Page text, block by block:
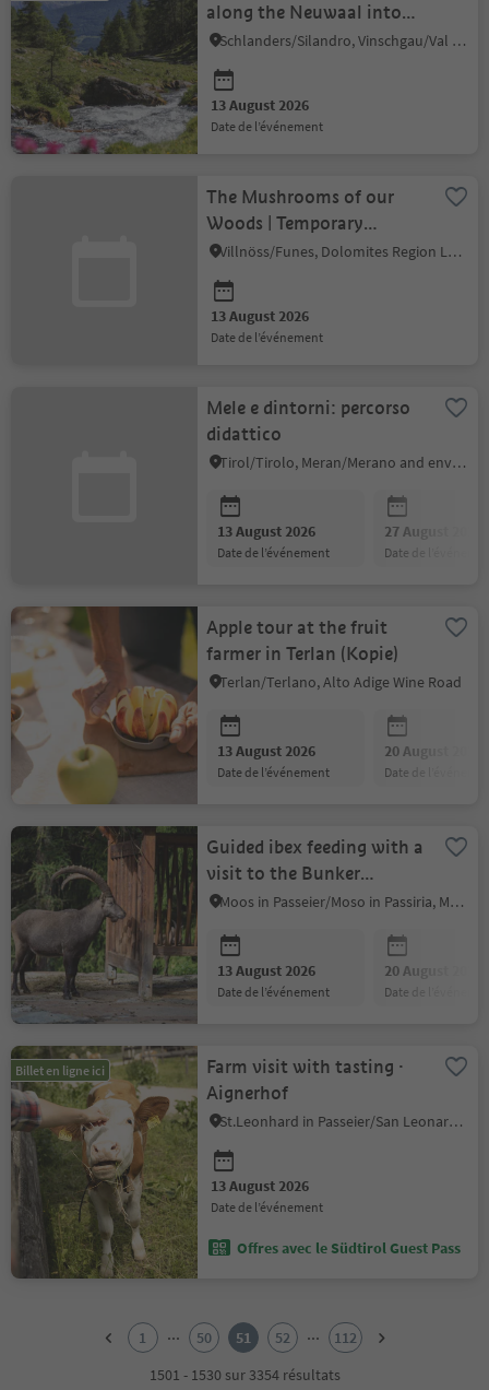
along the Neuwaal into
the Schlandraun Valley
Schlanders/Silandro, Vinschgau/Val Venosta
13 August 2026
date de l’événement
The Mushrooms of our
Woods | Temporary
exhibition
Villnöss/Funes, Dolomites Region Lüsen Villnöss
13 August 2026
date de l’événement
Mele e dintorni: percorso
didattico
Tirol/Tirolo, Meran/Merano and environs
13 August 2026
date de l’événement
27 August 2026
date de
Apple tour at the fruit
farmer in Terlan (Kopie)
Terlan/Terlano, Alto Adige Wine Road
13 August 2026
date de l’événement
20 August 2026
date de
Guided ibex feeding with a
visit to the Bunker
Mooseum
Moos in Passeier/Moso in Passiria, Meran/Merano and environs
13 August 2026
date de l’événement
20 August 2026
date de
Billet en ligne ici
Farm visit with tasting ·
Aignerhof
St.Leonhard in Passeier/San Leonardo in Passiria, Meran/Merano and environs
13 August 2026
date de l’événement
Offres avec le Südtirol Guest Pass
1 ... 50 51 52 ...
112
1501 - 1530 sur 3354 résultats